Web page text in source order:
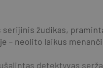
žudikas,
– neolito laikus
detektyvas